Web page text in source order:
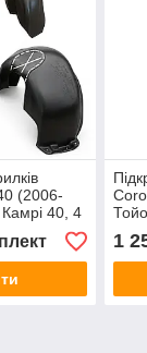
(2006-
40, 4
1